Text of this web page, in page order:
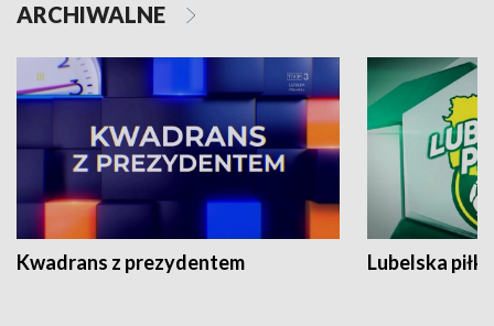
ARCHIWALNE
Kwadrans z prezydentem Lubelska piłka